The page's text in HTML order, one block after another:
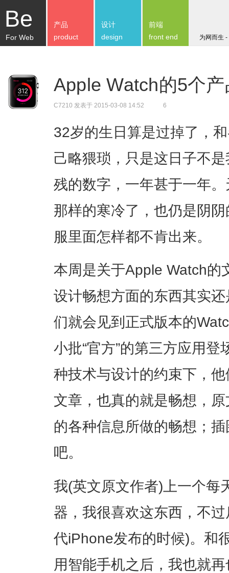
Be
For Web 为网而生
产品
product
设计
design
前端
front end
Apple Watch的5个
C7210 发表于 2015-03-08 14:52 6
32岁的生日算是过掉了，
己略猥琐，只是这日子不
残的数字，一年甚于一年
那样的寒冷了，也仍是阴
服里面怎样都不肯出来。
本周是关于Apple Watch的
设计畅想方面的东西其实
们就会见到正式版本的
小批“官方”的第三方应用
种技术与设计的约束下，
文章，也真的就是畅想，
的各种信息所做的畅想；
吧。
我(英文原文作者)上一个每
器，我很喜欢这东西，不
代iPhone发布的时候)。和
用智能手机之后，我也就